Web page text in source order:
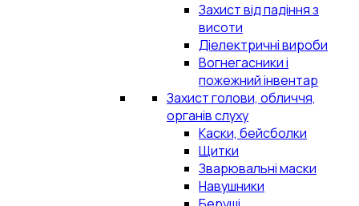
Захист від падіння з
висоти
Діелектричні вироби
Вогнегасники і
пожежний інвентар
Захист голови, обличчя,
органів слуху
Каски, бейсболки
Щитки
Зварювальні маски
Навушники